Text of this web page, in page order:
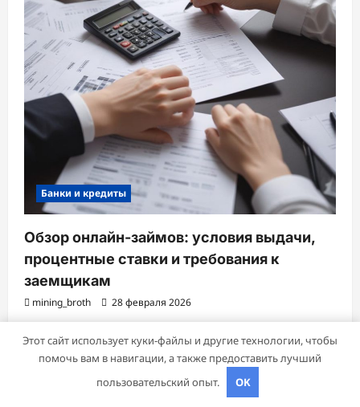
Банки и кредиты
Обзор онлайн-займов: условия выдачи,
процентные ставки и требования к
заемщикам
mining_broth 28 февраля 2026
Этот сайт использует куки-файлы и другие технологии, чтобы
помочь вам в навигации, а также предоставить лучший
пользовательский опыт.
OK